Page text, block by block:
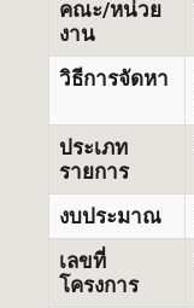
คณะ/หน่วย
งาน
วิธีการจัดหา
ประเภท
รายการ
งบประมาณ
เลขที่
โครงการ